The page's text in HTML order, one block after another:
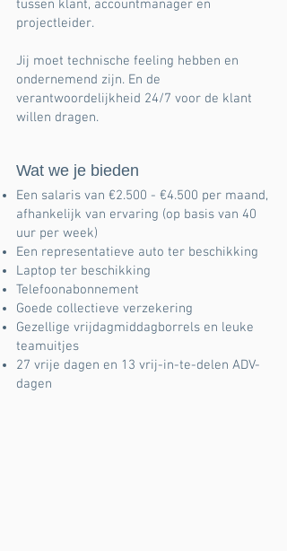
tussen klant, accountmanager en
projectleider.
Jij moet technische feeling hebben en
ondernemend zijn. En de
verantwoordelijkheid 24/7 voor de klant
willen dragen.
Wat we je bieden
Een salaris van €2.500 - €4.500 per maand,
afhankelijk van ervaring (op basis van 40
uur per week)
Een representatieve auto ter beschikking
Laptop ter beschikking
Telefoonabonnement
Goede collectieve verzekering
Gezellige vrijdagmiddagborrels en leuke
teamuitjes
27 vrije dagen en 13 vrij-in-te-delen ADV-
dagen